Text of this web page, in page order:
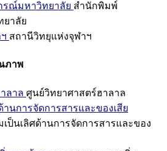
รณ์มหาวิทยาลัย สำนักพิมพ์
ยาลัย
สถานีวิทยุแห่งจุฬาฯ
ภาพ
ลาล ศูนย์วิทยาศาสตร์ฮาลาล
นการจัดการสารและของเสีย
ป็นเลิศด้านการจัดการสารและของ